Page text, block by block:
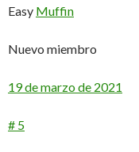
Easy Muffin
Nuevo miembro
19 de marzo de 2021
# 5